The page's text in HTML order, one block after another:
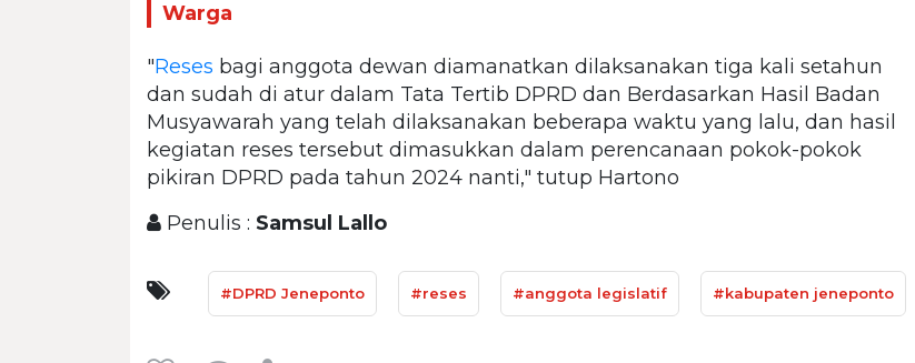
Warga
"Reses bagi anggota dewan diamanatkan dilaksanakan tiga kali setahun
dan sudah di atur dalam Tata Tertib DPRD dan Berdasarkan Hasil Badan
Musyawarah yang telah dilaksanakan beberapa waktu yang lalu, dan hasil
kegiatan reses tersebut dimasukkan dalam perencanaan pokok-pokok
pikiran DPRD pada tahun 2024 nanti," tutup Hartono
Penulis : Samsul Lallo
#DPRD Jeneponto #reses #anggota legislatif #kabupaten jeneponto